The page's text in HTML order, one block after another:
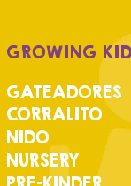
GROWING
GATEADORES
CORRALITO 1
NIDO 2 - 3
NURSERY 3 -